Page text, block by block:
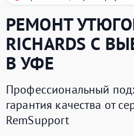
РЕМОНТ
RICHARDS С
В УФЕ
Профессиональный
гарантия качества от
RemSupport